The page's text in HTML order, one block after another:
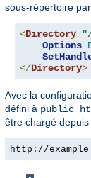
sous-répertoire
<Directory
Options
</Directory>
Avec la
défini à
être chargé
http://